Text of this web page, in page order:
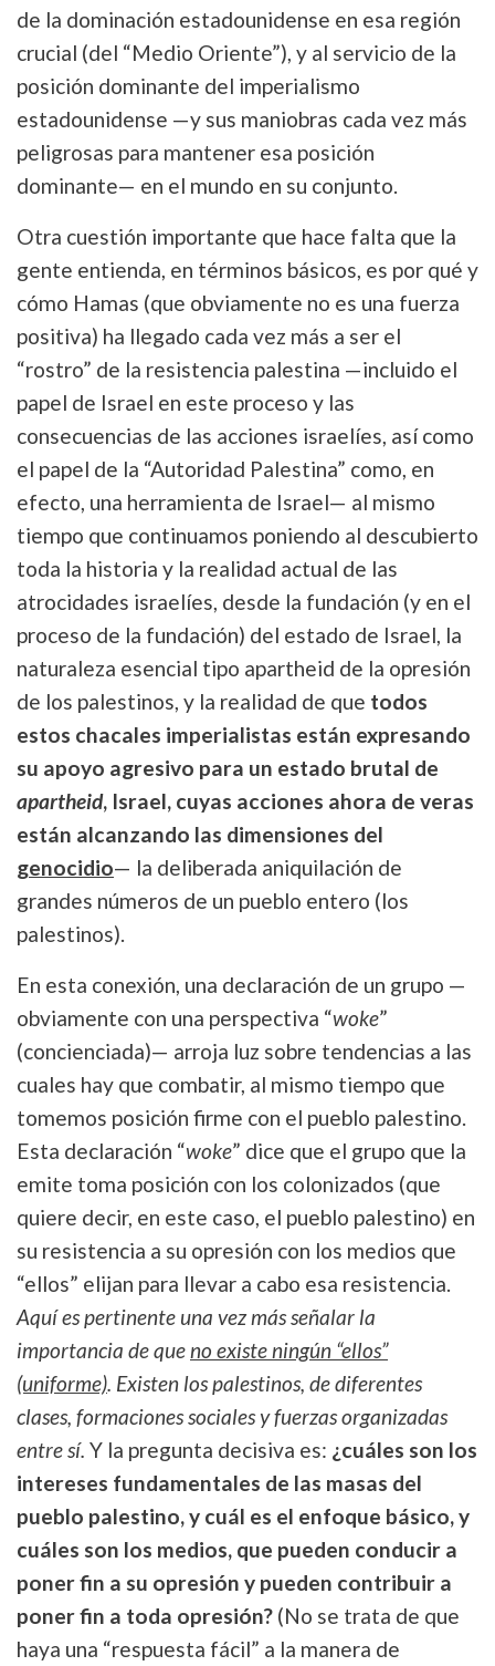
de la dominación estadounidense en esa región
crucial (del “Medio Oriente”), y al servicio de la
posición dominante del imperialismo
estadounidense —y sus maniobras cada vez más
peligrosas para mantener esa posición
dominante— en el mundo en su conjunto.
Otra cuestión importante que hace falta que la
gente entienda, en términos básicos, es por qué y
cómo Hamas (que obviamente no es una fuerza
positiva) ha llegado cada vez más a ser el
“rostro” de la resistencia palestina —incluido el
papel de Israel en este proceso y las
consecuencias de las acciones israelíes, así como
el papel de la “Autoridad Palestina” como, en
efecto, una herramienta de Israel— al mismo
tiempo que continuamos poniendo al descubierto
toda la historia y la realidad actual de las
atrocidades israelíes, desde la fundación (y en el
proceso de la fundación) del estado de Israel, la
naturaleza esencial tipo apartheid de la opresión
de los palestinos, y la realidad de que todos
estos chacales imperialistas están expresando
su apoyo agresivo para un estado brutal de
apartheid, Israel, cuyas acciones ahora de veras
están alcanzando las dimensiones del
genocidio— la deliberada aniquilación de
grandes números de un pueblo entero (los
palestinos).
En esta conexión, una declaración de un grupo —
obviamente con una perspectiva “woke”
(concienciada)— arroja luz sobre tendencias a las
cuales hay que combatir, al mismo tiempo que
tomemos posición firme con el pueblo palestino.
Esta declaración “woke” dice que el grupo que la
emite toma posición con los colonizados (que
quiere decir, en este caso, el pueblo palestino) en
su resistencia a su opresión con los medios que
“ellos” elijan para llevar a cabo esa resistencia.
Aquí es pertinente una vez más señalar la
importancia de queno existe ningún “ellos”
(uniforme). Existen los palestinos, de diferentes
clases, formaciones sociales y fuerzas organizadas
entre sí. Y la pregunta decisiva es: ¿cuáles son los
intereses fundamentales de las masas del
pueblo palestino, y cuál es el enfoque básico, y
cuáles son los medios, que pueden conducir a
poner fin a su opresión y pueden contribuir a
poner fin a toda opresión? (No se trata de que
haya una “respuesta fácil” a la manera de